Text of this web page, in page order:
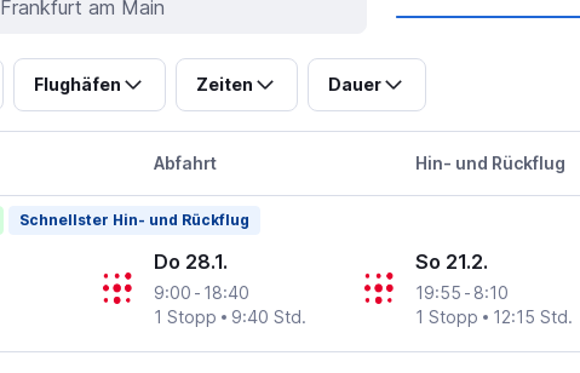
Flughäfen Zeiten Dauer
Abfahrt Hin- und Rückflug
Schnellster Hin- und Rückflug
Do 28.1.
9:00 - 18:40
1 Stopp
9:40 Std.
So 21.2.
19:55 - 8:10
1 Stopp
12:15 Std.